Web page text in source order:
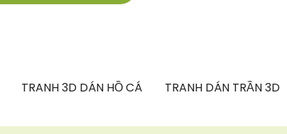
TRANH 3D DÁN HỒ CÁ TRANH DÁN TRẦN 3D